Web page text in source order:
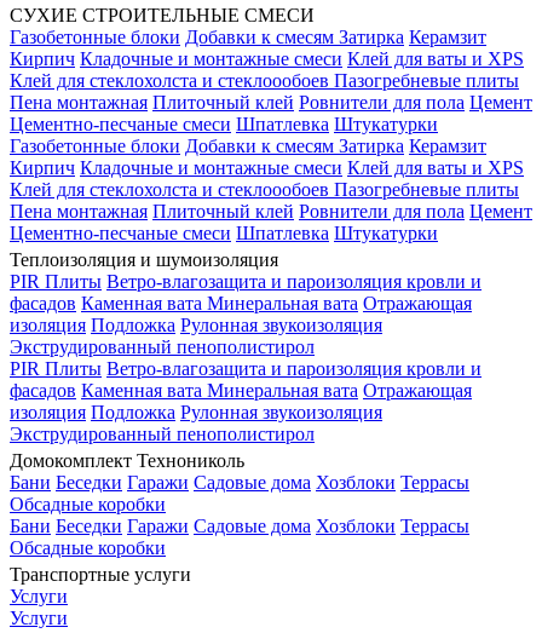
СУХИЕ СТРОИТЕЛЬНЫЕ СМЕСИ
Газобетонные блоки Добавки к смесям Затирка Керамзит
Кирпич Кладочные и монтажные смеси Клей для ваты и XPS
Клей для стеклохолста и стеклоообоев Пазогребневые плиты
Пена монтажная Плиточный клей Ровнители для пола Цемент
Цементно-песчаные смеси Шпатлевка Штукатурки
Газобетонные блоки Добавки к смесям Затирка Керамзит
Кирпич Кладочные и монтажные смеси Клей для ваты и XPS
Клей для стеклохолста и стеклоообоев Пазогребневые плиты
Пена монтажная Плиточный клей Ровнители для пола Цемент
Цементно-песчаные смеси Шпатлевка Штукатурки
Теплоизоляция и шумоизоляция
PIR Плиты Ветро-влагозащита и пароизоляция кровли и
фасадов Каменная вата Минеральная вата Отражающая
изоляция Подложка Рулонная звукоизоляция
Экструдированный пенополистирол
PIR Плиты Ветро-влагозащита и пароизоляция кровли и
фасадов Каменная вата Минеральная вата Отражающая
изоляция Подложка Рулонная звукоизоляция
Экструдированный пенополистирол
Домокомплект Технониколь
Бани Беседки Гаражи Садовые дома Хозблоки Террасы
Обсадные коробки
Бани Беседки Гаражи Садовые дома Хозблоки Террасы
Обсадные коробки
Транспортные услуги
Услуги
Услуги